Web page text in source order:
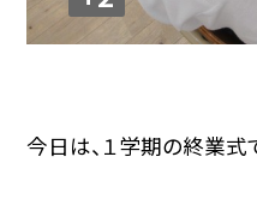
今日は、１学期の終業式